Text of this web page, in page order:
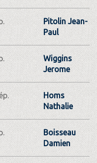
Pitolin Jean-
Paul
Wiggins
Jerome
Homs
Nathalie
Boisseau
Damien